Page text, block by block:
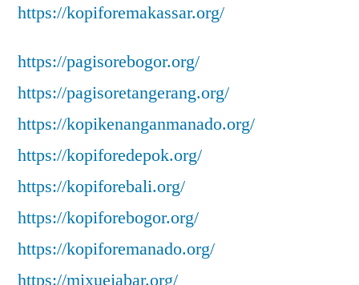
https://kopiforemakassar.org/
https://pagisorebogor.org/
https://pagisoretangerang.org/
https://kopikenanganmanado.org/
https://kopiforedepok.org/
https://kopiforebali.org/
https://kopiforebogor.org/
https://kopiforemanado.org/
https://mixuejabar.org/